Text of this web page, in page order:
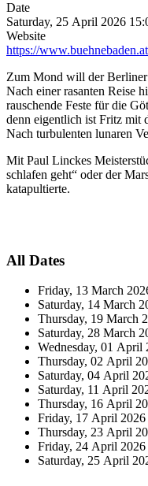
Date
Saturday, 25 April 2026
Website
https://
Zum Mond will der
Nach einer rasanten Reise
rauschende Feste für die
denn eigentlich ist Fritz
Nach turbulenten lunaren
Mit Paul Linckes
schlafen geht“ oder der
katapultierte.
All Dates
Friday, 13 March
Saturday, 14 March
Thursday, 19 March
Saturday, 28 March
Wednesday, 01 April
Thursday, 02 April
Saturday, 04 April
Saturday, 11 April
Thursday, 16 April
Friday, 17 April 2026
Thursday, 23 April
Friday, 24 April 2026
Saturday, 25 April